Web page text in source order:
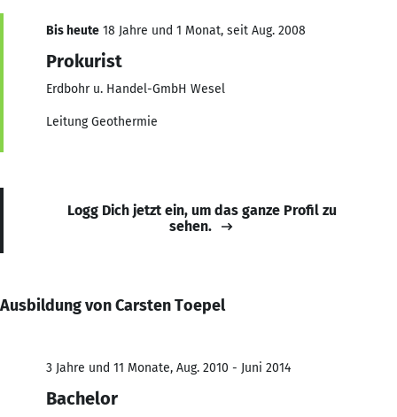
Bis heute 18 Jahre und 1 Monat, seit Aug. 2008
Prokurist
Erdbohr u. Handel-GmbH Wesel
Leitung Geothermie
Logg Dich jetzt ein, um das ganze Profil zu
sehen.
Ausbildung von Carsten Toepel
3 Jahre und 11 Monate, Aug. 2010 - Juni 2014
Bachelor